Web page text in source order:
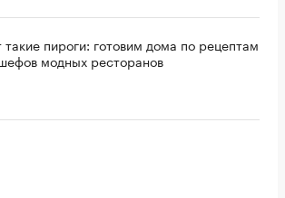
такие пироги: готовим дома по рецептам
модных ресторанов